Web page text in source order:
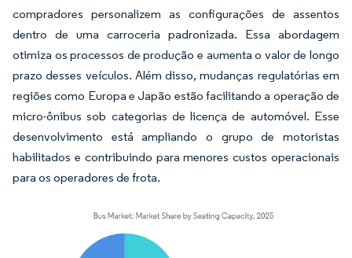
compradores personalizem as configurações de assentos
dentro de uma carroceria padronizada. Essa abordagem
otimiza os processos de produção e aumenta o valor de longo
prazo desses veículos. Além disso, mudanças regulatórias em
regiões como Europa e Japão estão facilitando a operação de
micro-ônibus sob categorias de licença de automóvel. Esse
desenvolvimento está ampliando o grupo de motoristas
habilitados e contribuindo para menores custos operacionais
para os operadores de frota.